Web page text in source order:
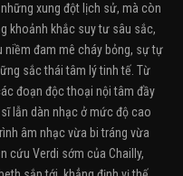
xung đột lịch sử, mà còn
khoảnh khắc suy tư sâu sắc,
niềm đam mê cháy bỏng, sự tự
sắc thái tâm lý tinh tế. Từ
đoạn độc thoại nội tâm đầy
lẫn dàn nhạc ở mức độ cao
âm nhạc vừa bi tráng vừa
cứu Verdi sớm của Chailly,